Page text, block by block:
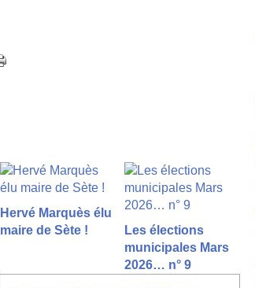
Hervé Marquès élu
maire de Sète !
Les élections
municipales Mars
2026… n° 9